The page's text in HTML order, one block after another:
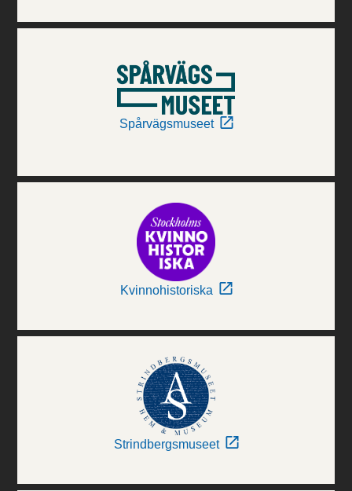
Spårvägsmuseet
Kvinnohistoriska
Strindbergsmuseet